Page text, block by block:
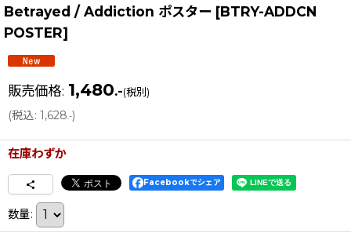
Betrayed / Addiction ポスター [BTRY-ADDCN
POSTER]
販売価格: 1,480.-(税別)
(税込: 1,628.-)
在庫わずか
Facebookでシェア
数量: